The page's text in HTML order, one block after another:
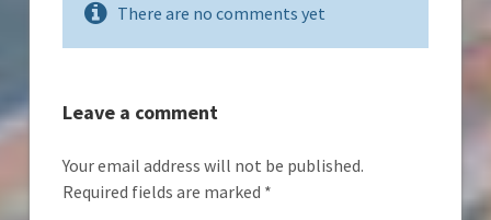
There are no comments yet
Leave a comment
Your email address will not be published.
Required fields are marked *